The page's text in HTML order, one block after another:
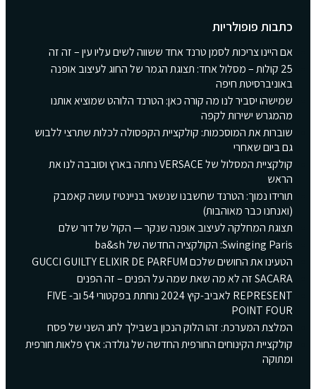
כתבות פופולריות
אם היינו צריכות לסמן טרנד אחד ששווה לשים עליו עין – זה זה
25 קולות – מסלול אחד: תצוגת הגמר של החוג לעיצוב אופנה
באוניברסיטת חיפה
שמישהו יסביר לנו מה קורה כאן: הטרנד הלוהט שמוציא אותנו
מהמגרש ישירות לקפה
שוברות את המוסכמות: קולקציית הקפסולה לכלות שתרצי ללבוש
גם ביום שאחרי
קולקציית המסלול של VERSACE נחתה בארץ וסובבה לנו את
הראש
תורידו נמוך: הטרנד שחשבנו שנשאר בניינטיז עושה קאמבק
(ואנחנו כבר מאוהבות)
תצוגת המחלקה לעיצוב אופנה שנקר — הקול של דור שלם
Swinging Paris: הקולקציה החדשה של ba&sh
הטעינו את החושים שלכם GUCCI GUILTY ELIXIR DE PARFUM
SACARA זה לא מה שאת שמה על הפנים – זה הפנים
REPRESENT לאביב-קיץ 2024 נוחתת בפקטורי 54 וב- FIVE
POINT FOUR
המלצת המערכת: זהו הלוק הנכון בשבילך לחג השני של פסח
קולקציית הקינוחים החורפית החדשה של גולדה: ארץ פלאות חורפית
ומתוקה